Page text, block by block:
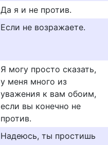
Да я и не против.
Если не возражаете.
Я могу просто сказать,
у меня много из
уважения к вам обоим,
если вы конечно не
против.
Надеюсь, ты простишь